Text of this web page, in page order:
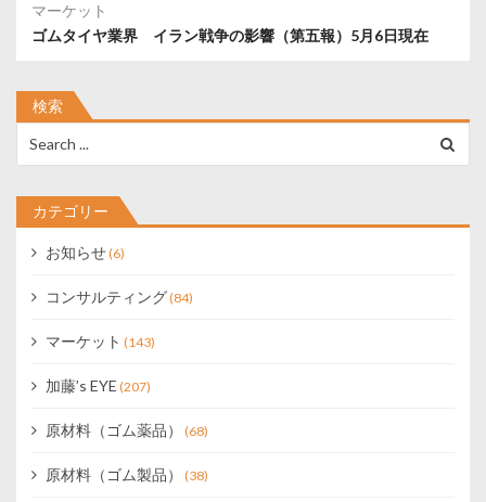
マーケット
ゴムタイヤ業界 イラン戦争の影響（第五報）5月6日現在
検索
for:
カテゴリー
お知らせ(6)
コンサルティング(84)
マーケット (143)
加藤’s EYE (207)
原材料（ゴム薬品） (68)
原材料（ゴム製品） (38)